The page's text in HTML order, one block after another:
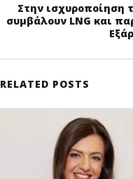
Στην ισχυροποίηση
συμβάλουν LNG και
RELATED POSTS